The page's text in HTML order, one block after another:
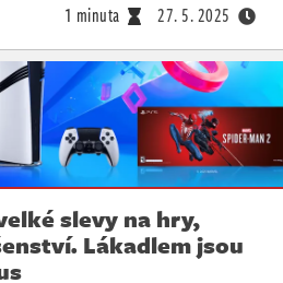
1 minuta 27. 5. 2025
slevy na hry,
Lákadlem jsou